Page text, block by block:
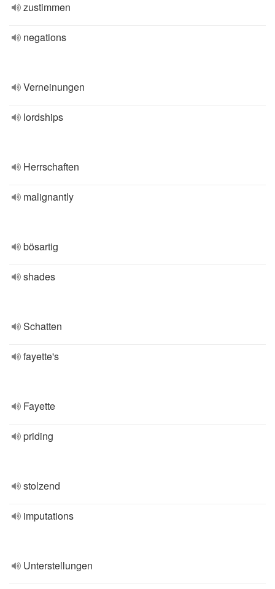
zustimmen
negations
Verneinungen
lordships
Herrschaften
malignantly
bösartig
shades
Schatten
fayette's
Fayette
priding
stolzend
imputations
Unterstellungen